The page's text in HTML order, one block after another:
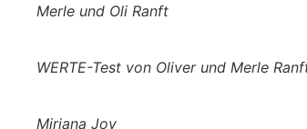
Merle und Oli Ranft
WERTE-Test von Oliver und Merle
Mirjana Joy